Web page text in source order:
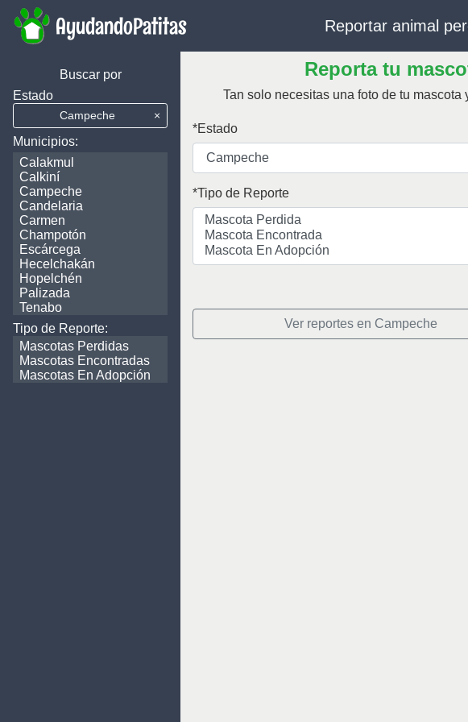
AyudandoPatitas Reportar animal
Buscar por
Estado
Campeche ×
Municipios:
Calakmul
Calkiní
Campeche
Candelaria
Carmen
Champotón
Escárcega
Hecelchakán
Hopelchén
Palizada
Tenabo
Tipo de Reporte:
Mascotas Perdidas
Mascotas Encontradas
Mascotas En Adopción
Reporta tu
Tan solo necesitas una foto de tu
Estado
Tipo de Reporte
Ver reportes en Campeche